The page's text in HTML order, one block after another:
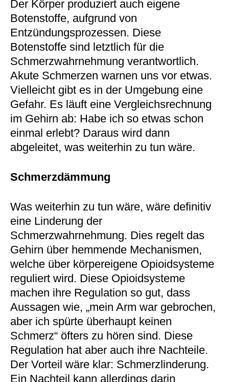
Der Körper produziert auch eigene
Botenstoffe, aufgrund von
Entzündungsprozessen. Diese
Botenstoffe sind letztlich für die
Schmerzwahrnehmung verantwortlich.
Akute Schmerzen warnen uns vor etwas.
Vielleicht gibt es in der Umgebung eine
Gefahr. Es läuft eine Vergleichsrechnung
im Gehirn ab: Habe ich so etwas schon
einmal erlebt? Daraus wird dann
abgeleitet, was weiterhin zu tun wäre.
Schmerzdämmung
Was weiterhin zu tun wäre, wäre definitiv
eine Linderung der
Schmerzwahrnehmung. Dies regelt das
Gehirn über hemmende Mechanismen,
welche über körpereigene Opioidsysteme
reguliert wird. Diese Opioidsysteme
machen ihre Regulation so gut, dass
Aussagen wie, „mein Arm war gebrochen,
aber ich spürte überhaupt keinen
Schmerz“ öfters zu hören sind. Diese
Regulation hat aber auch ihre Nachteile.
Der Vorteil wäre klar: Schmerzlinderung.
Ein Nachteil kann allerdings darin